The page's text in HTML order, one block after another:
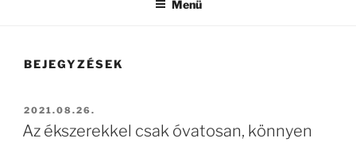
Menü
BEJEGYZÉSEK
BEKÜLDVE:
2021.08.26.
Az ékszerekkel csak óvatosan, könnyen